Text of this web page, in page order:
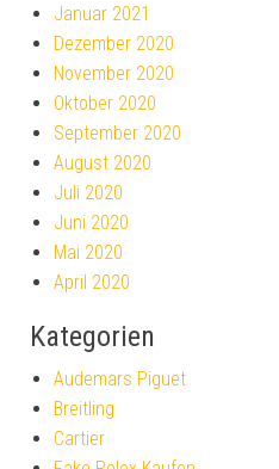
Januar 2021
Dezember 2020
November 2020
Oktober 2020
September 2020
August 2020
Juli 2020
Juni 2020
Mai 2020
April 2020
Kategorien
Audemars Piguet
Breitling
Cartier